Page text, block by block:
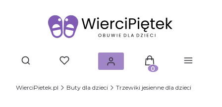
Produkty w koszyku: 0.
WierciPietek.pl Buty dla dzieci Trzewiki jesienne dla dzieci